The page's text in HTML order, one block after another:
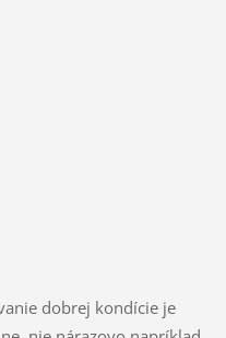
dobrej kondície je